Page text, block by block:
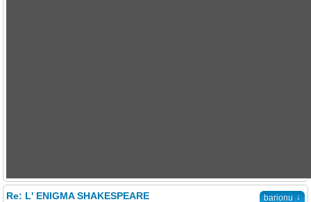
barionu ↓
Re: L' ENIGMA SHAKESPEARE